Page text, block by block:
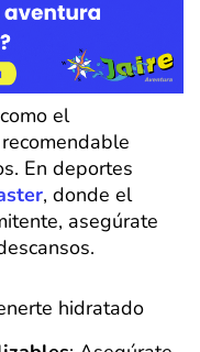
el
En deportes
, donde el
asegúrate
hidratado